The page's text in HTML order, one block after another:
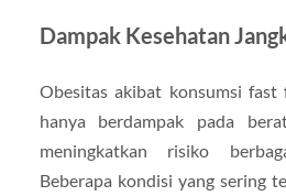
Dampak Kesehatan
Obesitas akibat konsumsi
hanya berdampak pada
meningkatkan risiko
Beberapa kondisi yang sering